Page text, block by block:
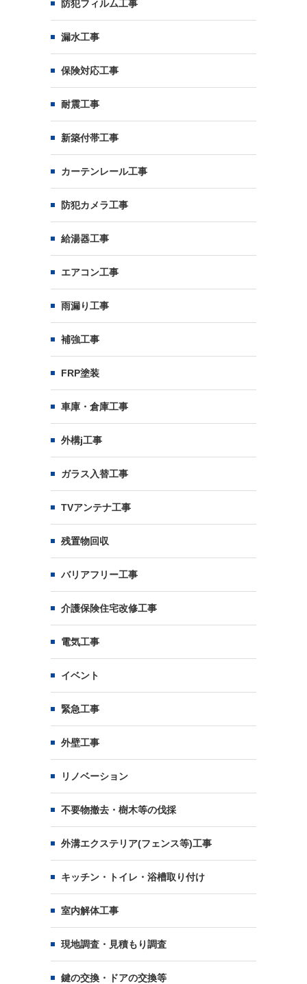
防犯フィルム工事
漏水工事
保険対応工事
耐震工事
新築付帯工事
カーテンレール工事
防犯カメラ工事
給湯器工事
エアコン工事
雨漏り工事
補強工事
FRP塗装
車庫・倉庫工事
外構j工事
ガラス入替工事
TVアンテナ工事
残置物回収
バリアフリー工事
介護保険住宅改修工事
電気工事
イベント
緊急工事
外壁工事
リノベーション
不要物撤去・樹木等の伐採
外溝エクステリア(フェンス等)工事
キッチン・トイレ・浴槽取り付け
室内解体工事
現地調査・見積もり調査
鍵の交換・ドアの交換等